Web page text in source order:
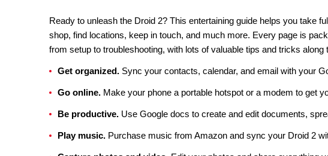
Ready to unleash the Droid 2? This entertaining guide helps you take
shop, find locations, keep in touch, and much more. Every page is
from setup to troubleshooting, with lots of valuable tips and tricks along
Get organized. Sync your contacts, calendar, and email with your
Go online. Make your phone a portable hotspot or a modem to get
Be productive. Use Google docs to create and edit documents,
Play music. Purchase music from Amazon and sync your Droid 2